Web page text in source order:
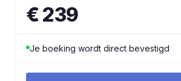
€ 239
Je boeking wordt direct bevestigd